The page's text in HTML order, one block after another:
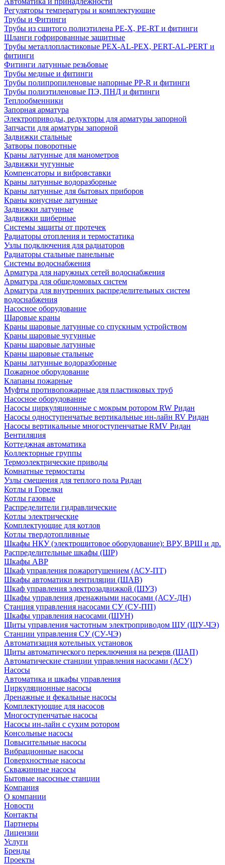
Регуляторы температуры и комплектующие
Трубы и Фитинги
Трубы из сшитого полиэтилена PE-X, PE-RT и фитинги
Шланги гофрированные защитные
Трубы металлопластиковые PEX-AL-PEX, PERT-AL-PERT и
фитинги
Фитинги латунные резьбовые
Трубы медные и фитинги
Трубы полипропиленовые напорные PP-R и фитинги
Трубы полиэтиленовые ПЭ, ПНД и фитинги
Теплообменники
Запорная арматура
Электроприводы, редукторы для арматуры запорной
Запчасти для арматуры запорной
Задвижки стальные
Затворы поворотные
Краны латунные для манометров
Задвижки чугунные
Компенсаторы и вибровставки
Краны латунные водоразборные
Краны латунные для бытовых приборов
Краны конусные латунные
Задвижки латунные
Задвижки шиберные
Системы защиты от протечек
Радиаторы отопления и термостатика
Узлы подключения для радиаторов
Радиаторы стальные панельные
Системы водоснабжения
Арматура для наружных сетей водоснабжения
Арматура для общедомовых систем
Арматура для внутренних распределительных систем
водоснабжения
Насосное оборудование
Шаровые краны
Краны шаровые латунные со спускным устройством
Краны шаровые чугунные
Краны шаровые латунные
Краны шаровые стальные
Краны латунные водоразборные
Пожарное оборудование
Клапаны пожарные
Муфты противопожарные для пластиковых труб
Насосное оборудование
Насосы циркуляционные с мокрым ротором RW Ридан
Насосы одноступенчатые вертикальные ин-лайн RV Ридан
Насосы вертикальные многоступенчатые RMV Ридан
Вентиляция
Коттеджная автоматика
Коллекторные группы
Термоэлектрические приводы
Комнатные термостаты
Узлы смешения для теплого пола Ридан
Котлы и Горелки
Котлы газовые
Распределители гидравлические
Котлы электрические
Комплектующие для котлов
Котлы твердотопливные
Шкафы НКУ (электрощитовое оборудование): ВРУ, ВРЩ и др.
Распределительные шкафы (ШР)
Шкафы АВР
Шкаф управления пожаротушением (АСУ-ПТ)
Шкафы автоматики вентиляции (ШАВ)
Шкаф управления электрозадвижкой (ШУЗ)
Шкафы управления дренажными насосами (АСУ-ДН)
Станция управления насосами СУ (СУ-ПП)
Шкафы управления насосами (ШУН)
Щиты управления частотным электроприводом ЩУ (ЩУ-ЧЭ)
Станции управления СУ (СУ-ЧЭ)
Автоматизация котельных установок
Щиты автоматического переключения на резерв (ЩАП)
Автоматические станции управления насосами (АСУ)
Насосы
Автоматика и шкафы управления
Циркуляционные насосы
Дренажные и фекальные насосы
Комплектующие для насосов
Многоступенчатые насосы
Насосы ин-лайн с сухим ротором
Консольные насосы
Повысительные насосы
Вибрационные насосы
Поверхностные насосы
Скважинные насосы
Бытовые насосные станции
Компания
О компании
Новости
Контакты
Партнеры
Лицензии
Услуги
Бренды
Проекты